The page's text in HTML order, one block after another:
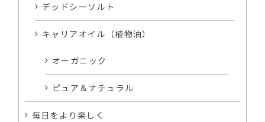
デッドシーソルト
キャリアオイル（植物油）
オーガニック
ピュア＆ナチュラル
毎日をより楽しく